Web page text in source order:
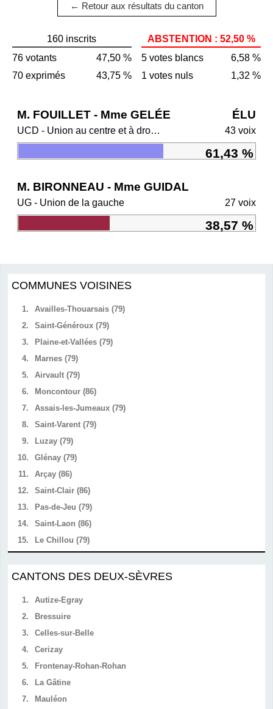
← Retour aux résultats du canton
160 inscrits
76 votants
47,50 %
70 exprimés
43,75 %
ABSTENTION : 52,50 %
5 votes blancs
6,58 %
1 votes nuls
1,32 %
M. FOUILLET - Mme GELÉE ÉLU
UCD - Union au centre et à droite 43 voix
61,43 %
M. BIRONNEAU - Mme GUIDAL
UG - Union de la gauche 27 voix
38,57 %
COMMUNES VOISINES
1.
Availles-Thouarsais (79)
2.
Saint-Généroux (79)
3.
Plaine-et-Vallées (79)
4.
Marnes (79)
5.
Airvault (79)
6.
Moncontour (86)
7.
Assais-les-Jumeaux (79)
8.
Saint-Varent (79)
9.
Luzay (79)
10.
Glénay (79)
11.
Arçay (86)
12.
Saint-Clair (86)
13.
Pas-de-Jeu (79)
14.
Saint-Laon (86)
15.
Le Chillou (79)
CANTONS DES DEUX-SÈVRES
1.
Autize-Egray
2.
Bressuire
3.
Celles-sur-Belle
4.
Cerizay
5.
Frontenay-Rohan-Rohan
6.
La Gâtine
7.
Mauléon